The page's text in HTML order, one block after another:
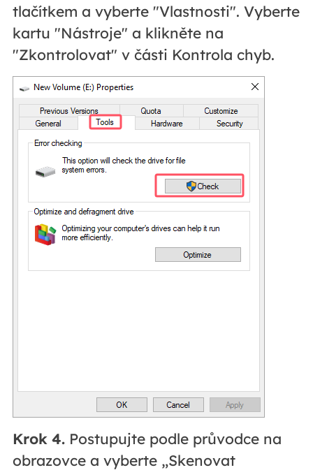
tlačítkem a vyberte "Vlastnosti". Vyberte
kartu "Nástroje" a klikněte na
"Zkontrolovat" v části Kontrola chyb.
Krok 4.Postupujte podle průvodce na
obrazovce a vyberte „Skenovat